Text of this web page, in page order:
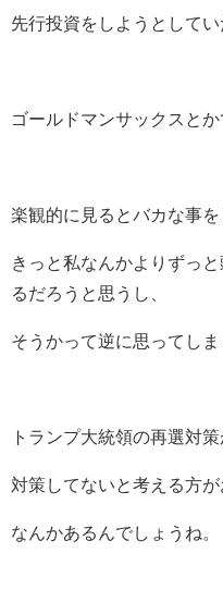
先行投資をしようとしてい
ゴールドマンサックスとか
楽観的に見るとバカな事を
きっと私なんかよりずっ
るだろうと思うし、
そうかって逆に思ってしま
トランプ大統領の再選対
対策してないと考える方が
なんかあるんでしょうね。